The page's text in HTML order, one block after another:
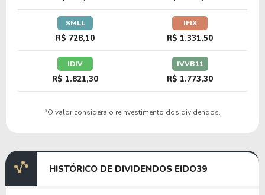
SMLL
R$ 728,10
IFIX
R$ 1.331,50
IDIV
R$ 1.821,30
IVVB11
R$ 1.773,30
*O valor considera o reinvestimento dos dividendos.
HISTÓRICO DE DIVIDENDOS EIDO39